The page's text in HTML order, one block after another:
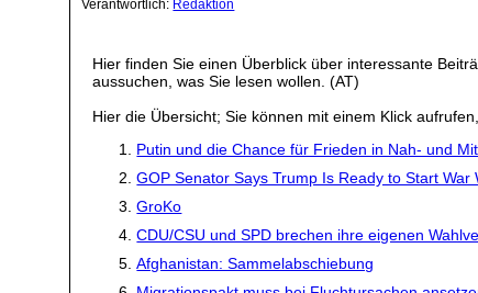
Verantwortlich: Redaktion
Hier finden Sie einen Überblick über interessante
aussuchen, was Sie lesen wollen. (AT)
Hier die Übersicht; Sie können mit einem Klick
Putin und die Chance für Frieden in Nah- und
GOP Senator Says Trump Is Ready to Start
GroKo
CDU/CSU und SPD brechen ihre eigenen
Afghanistan: Sammelabschiebung